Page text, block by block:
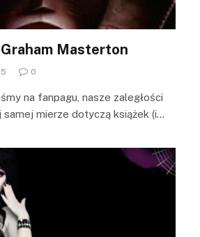
Graham Masterton
0
na fanpagu, nasze zaległości
mierze dotyczą książek (i…